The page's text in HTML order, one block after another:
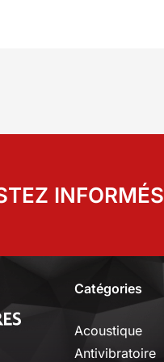
INFORMÉS
Catégories
Acoustique
Antivibratoire